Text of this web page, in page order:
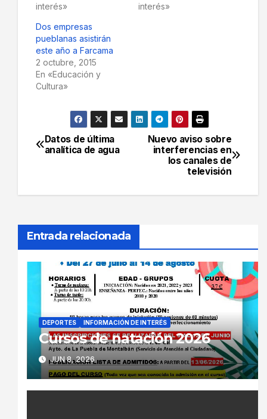
interés»
interés»
Dos empresas
pueblanas asistirán
este año a Farcama
2 octubre, 2015
En «Educación y
Cultura»
Navegación
entradas
Nuevo aviso sobre
interferencias en
los canales de
televisión
Datos de última
analítica de agua
Entrada relacionada
DEPORTES INFORMACIÓN DE INTERÉS
Cursos de natación 2026
JUN 8, 2026